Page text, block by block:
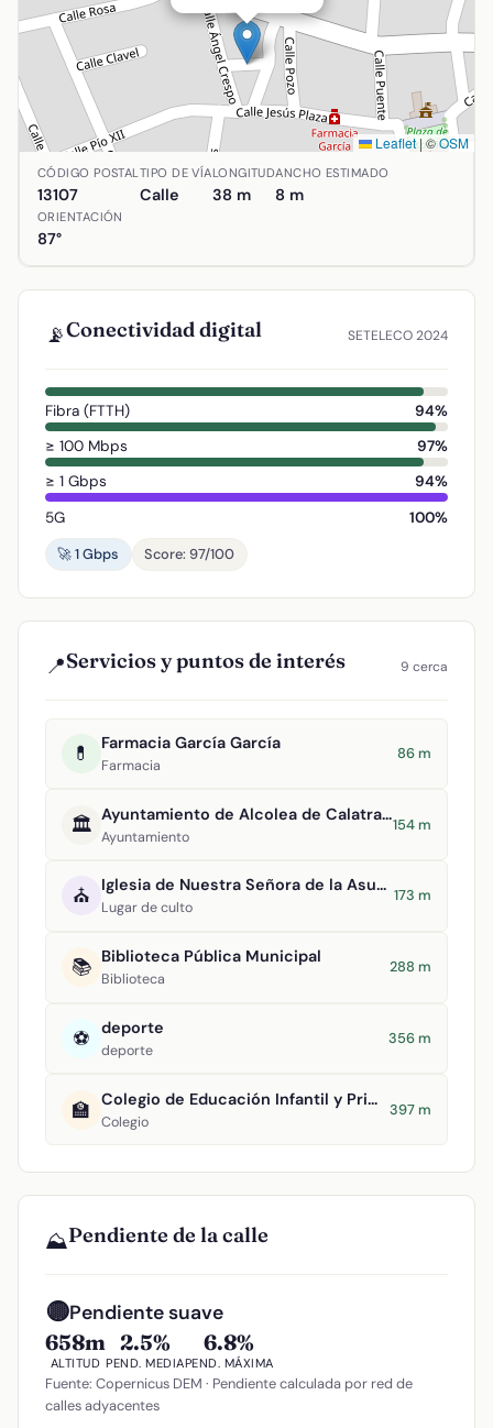
Leaflet |©OSM
Ubicación de Calle Churruca en Alcolea de Calatrava,
CÓDIGO POSTAL
13107
TIPO DE VÍA
Calle
LONGITUD
38 m
ANCHO ESTIMADO
8 m
ORIENTACIÓN
87°
📡Conectividad digital SETELECO 2024
Fibra (FTTH)
94%
≥ 100 Mbps
97%
≥ 1 Gbps
94%
5G
100%
🚀 1 Gbps
Score: 97/100
📍Servicios y puntos de interés 9 cerca
💊 Farmacia García García
Farmacia
86 m
🏛️ Ayuntamiento de Alcolea de Calatrava
Ayuntamiento
154 m
⛪ Iglesia de Nuestra Señora de la Asunción
Lugar de culto
173 m
📚 Biblioteca Pública Municipal
Biblioteca
288 m
⚽ deporte
deporte
356 m
🏫 Colegio de Educación Infantil y Primaria Tomasa Gallardo
Colegio
397 m
⛰️Pendiente de la calle
🟡Pendiente suave
658m
ALTITUD
2.5%
PEND. MEDIA
6.8%
PEND. MÁXIMA
Fuente: Copernicus DEM · Pendiente calculada por red de
calles adyacentes